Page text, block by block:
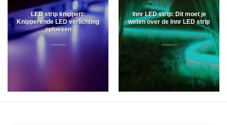
LED strip knippert:
Knipperende LED verlichting
oplossen
Innr LED strip: Dit moet je
weten over de Innr LED strip